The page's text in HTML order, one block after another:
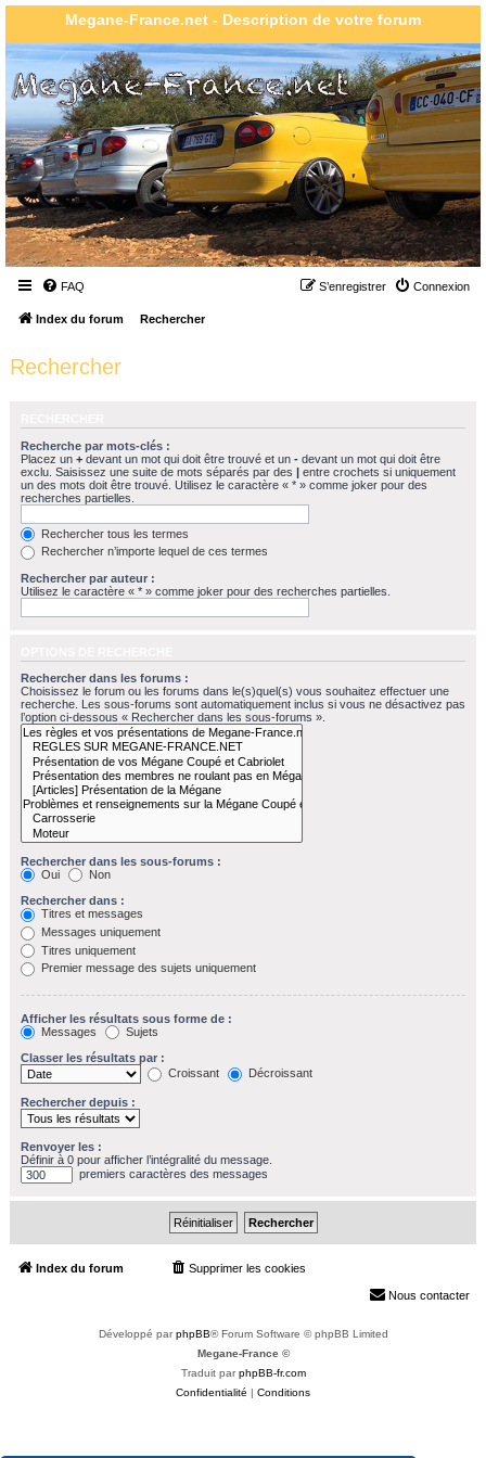
Megane-France.net - Description de votre forum
FAQ Connexion
S’enregistrer
Index du forum Rechercher
Rechercher
Recherche par mots-clés :
Placez un + devant un mot qui doit être trouvé et un - devant un mot qui doit être
exclu. Saisissez une suite de mots séparés par des | entre crochets si uniquement
un des mots doit être trouvé. Utilisez le caractère « * » comme joker pour des
recherches partielles.
Rechercher tous les termes
Rechercher n’importe lequel de ces termes
Rechercher par auteur :
Utilisez le caractère « * » comme joker pour des recherches partielles.
Rechercher dans les forums :
Choisissez le forum ou les forums dans le(s)quel(s) vous souhaitez effectuer une
recherche. Les sous-forums sont automatiquement inclus si vous ne désactivez pas
l’option ci-dessous « Rechercher dans les sous-forums ».
Rechercher dans les sous-forums :
Oui
Non
Rechercher dans :
Titres et messages
Messages uniquement
Titres uniquement
Premier message des sujets uniquement
Afficher les résultats sous forme de :
Messages
Sujets
Classer les résultats par :
Croissant
Décroissant
Rechercher depuis :
Renvoyer les :
Définir à 0 pour afficher l’intégralité du message.
premiers caractères des messages
Index du forum Supprimer les cookies
Nous contacter
Développé parphpBB® Forum Software © phpBB Limited
Megane-France ©
Traduit parphpBB-fr.com
Confidentialité
Conditions